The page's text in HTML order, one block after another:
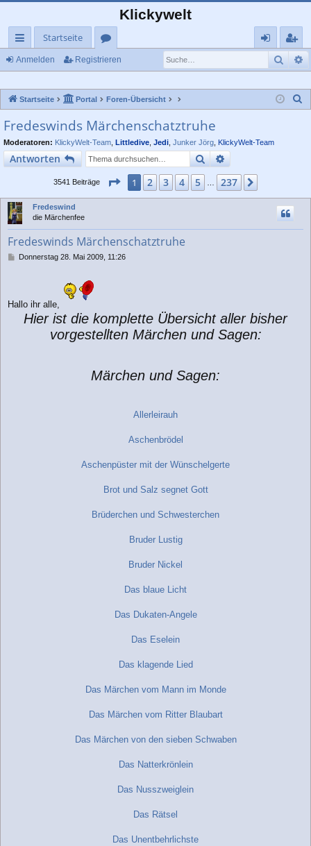
Klickywelt
ch
llz
ug
rif
f
Startseite
or
n
eg
rie
Anmelden Registrieren
Startseite Portal Foren-Übersicht
Fredeswinds Märchenschatztruhe
Moderatoren: KlickyWelt-Team Littledive Jedi Junker Jörg KlickyWelt-Team
Antworten SucheErweiterte Suche
3541 Beiträge Seite1von237
1 2 3 4 5 237
Fredeswind
die Märchenfee
Fredeswinds Märchenschatztruhe
B
a
Donnerstag 28. Mai 2009, 11:26
Hallo ihr alle,
Hier ist die komplette Übersicht aller bisher
vorgestellten Märchen und Sagen:
Märchen und Sagen:
Allerleirauh
Aschenbrödel
Aschenpüster mit der Wünschelgerte
Brot und Salz segnet Gott
Brüderchen und Schwesterchen
Bruder Lustig
Bruder Nickel
Das blaue Licht
Das Dukaten-Angele
Das Eselein
Das klagende Lied
Das Märchen vom Mann im Monde
Das Märchen vom Ritter Blaubart
Das Märchen von den sieben Schwaben
Das Natterkrönlein
Das Nusszweiglein
Das Rätsel
Das Unentbehrlichste